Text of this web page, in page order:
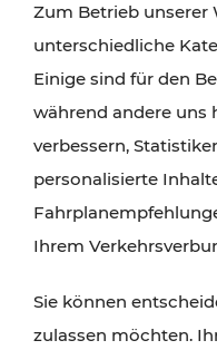
Zum Betrieb unserer
unterschiedliche
Einige sind für den
während andere uns
verbessern,
personalisierte
Ihrem
Sie können
zulassen möchten.